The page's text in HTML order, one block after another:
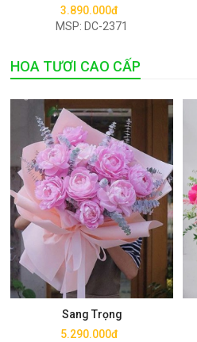
3.890.000đ
MSP: DC-2371
HOA TƯƠI CAO CẤP
Sang Trọng
5.290.000đ
Mua ngay